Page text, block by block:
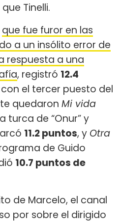
Tinelli.
que fue furor en las
a un insólito error de
respuesta a una
, registró 12.4
el tercer puesto del
quedaron Mi vida
turca de “Onur” y
11.2 puntos, y Otra
de Guido
10.7 puntos de
de Marcelo, el canal
por sobre el dirigido